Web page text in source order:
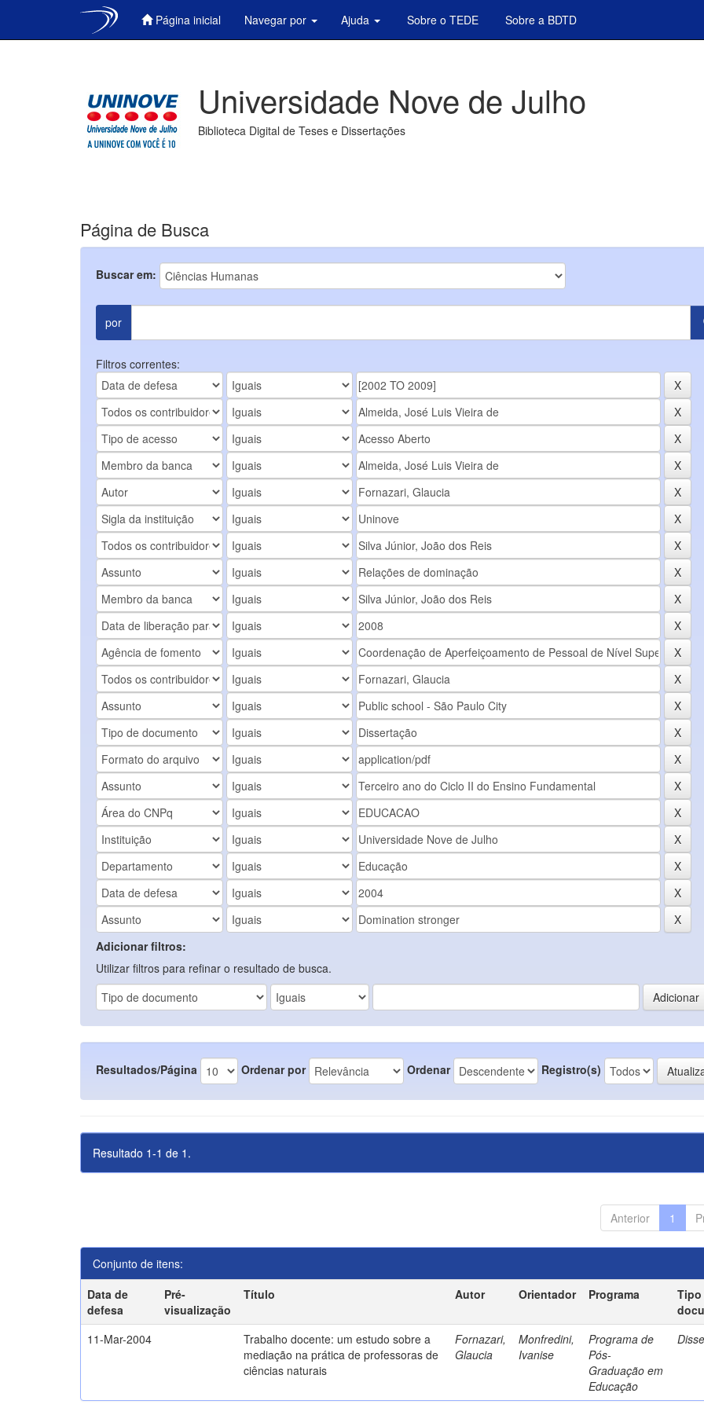
Página inicial Navegar por Ajuda Sobre o TEDE Sobre a BDTD
Universidade Nove de Julho
Biblioteca Digital de Teses e Dissertações
Página de Busca
Buscar em:
por
Filtros correntes:
Adicionar filtros:
Utilizar filtros para refinar o resultado de busca.
Resultados/Página Ordenar por Ordenar Registro(s)
Resultado 1-1 de 1.
Anterior 1
Conjunto de itens:
Data de
defesa
Pré-
visualização
Título Autor Orientador Programa
Tipo
11-Mar-2004
Trabalho docente: um estudo sobre a
mediação na prática de professoras de
ciências naturais
Fornazari,
Glaucia
Monfredini,
Ivanise
Programa de
Pós-
Graduação em
Educação